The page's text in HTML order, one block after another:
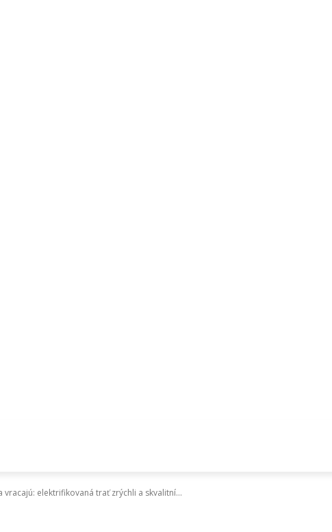
vracajú: elektrifikovaná trať zrýchli a skvalitní...